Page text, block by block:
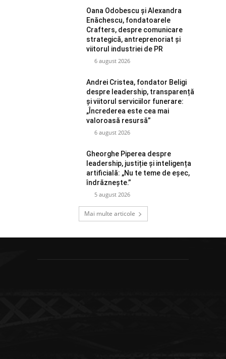
Oana Odobescu și Alexandra
Enăchescu, fondatoarele
Crafters, despre comunicare
strategică, antreprenoriat și
viitorul industriei de PR
6 august 2026
Andrei Cristea, fondator Beligi
despre leadership, transparență
și viitorul serviciilor funerare:
„Încrederea este cea mai
valoroasă resursă”
6 august 2026
Gheorghe Piperea despre
leadership, justiție și inteligența
artificială: „Nu te teme de eșec,
îndrăznește.”
5 august 2026
Mai multe articole